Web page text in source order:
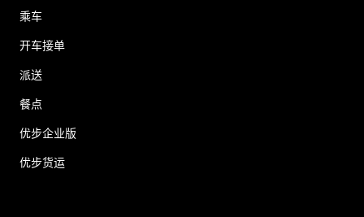
乘车
开车接单
派送
餐点
优步企业版
优步货运